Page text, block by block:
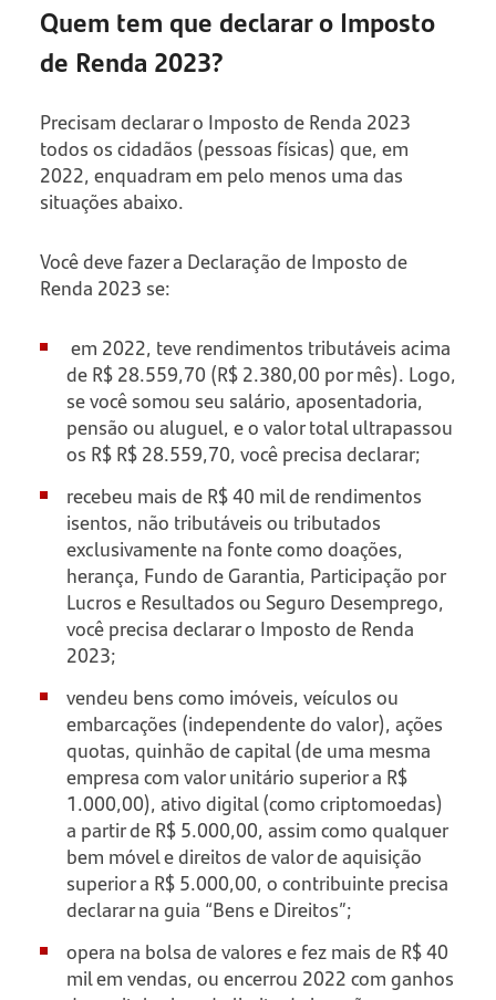
Quem tem que declarar o Imposto
de Renda 2023?
Precisam declarar o Imposto de Renda 2023
todos os cidadãos (pessoas físicas) que, em
2022, enquadram em pelo menos uma das
situações abaixo.
Você deve fazer a Declaração de Imposto de
Renda 2023 se:
em 2022, teve rendimentos tributáveis acima
de R$ 28.559,70 (R$ 2.380,00 por mês). Logo,
se você somou seu salário, aposentadoria,
pensão ou aluguel, e o valor total ultrapassou
os R$ R$ 28.559,70, você precisa declarar;
recebeu mais de R$ 40 mil de rendimentos
isentos, não tributáveis ou tributados
exclusivamente na fonte como doações,
herança, Fundo de Garantia, Participação por
Lucros e Resultados ou Seguro Desemprego,
você precisa declarar o Imposto de Renda
2023;
vendeu bens como imóveis, veículos ou
embarcações (independente do valor), ações
quotas, quinhão de capital (de uma mesma
empresa com valor unitário superior a R$
1.000,00), ativo digital (como criptomoedas)
a partir de R$ 5.000,00, assim como qualquer
bem móvel e direitos de valor de aquisição
superior a R$ 5.000,00, o contribuinte precisa
declarar na guia “Bens e Direitos”;
opera na bolsa de valores e fez mais de R$ 40
mil em vendas, ou encerrou 2022 com ganhos